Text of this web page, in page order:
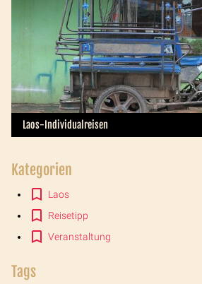
Laos-Individualreisen
Kategorien
Laos
Reisetipp
Veranstaltung
Tags